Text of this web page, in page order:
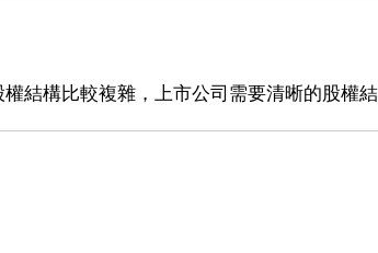
結構比較複雜，上市公司需要清晰的股權